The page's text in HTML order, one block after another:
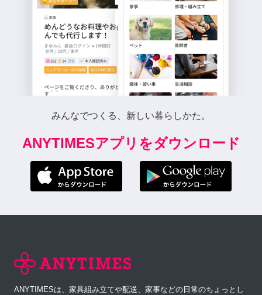
みんなでつくる、新しい暮らしかた。
ANYTIMESアプリをダウンロード
ANYTIMESは、家具組み立てや配送、家事などの日常のちょっとし